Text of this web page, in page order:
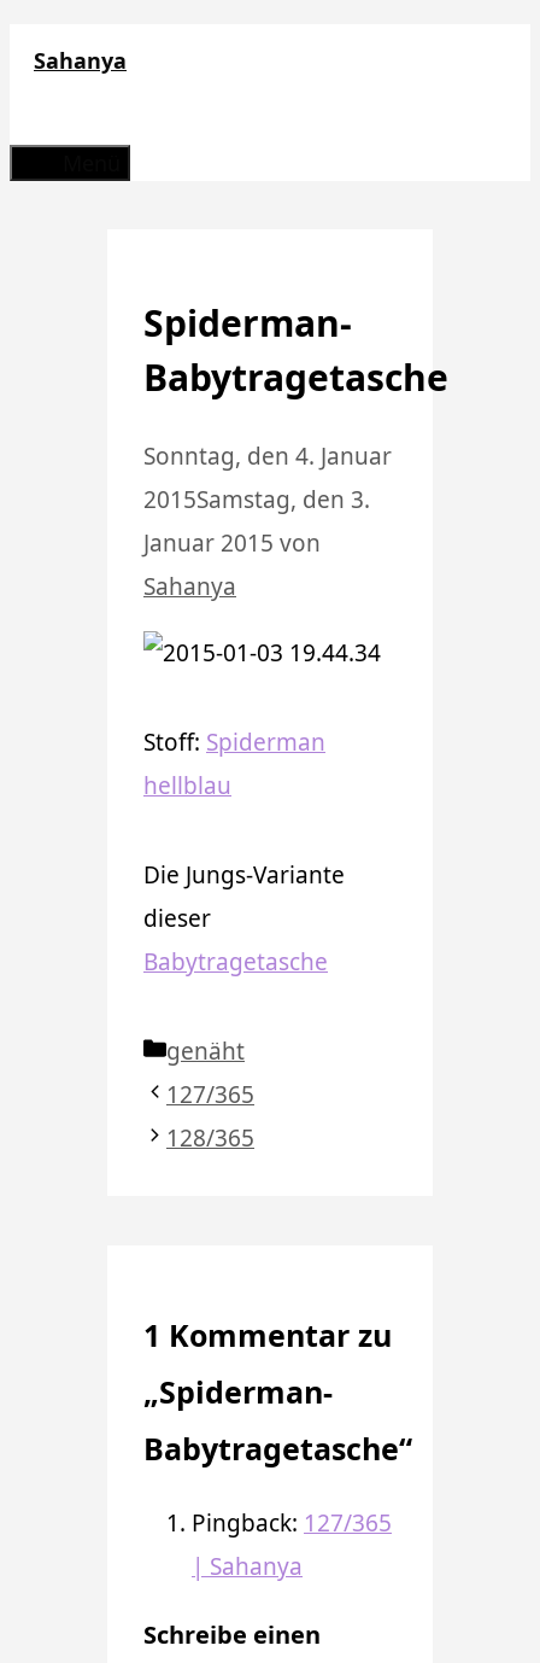
Sahanya
Spiderman-
Babytragetasche
Sonntag, den 4. Januar
2015Samstag, den 3.
Januar 2015 von
Sahanya
Stoff: Spiderman
hellblau
Die Jungs-Variante
dieser
Babytragetasche
Kategorien
genäht
127/365
128/365
1 Kommentar zu
„Spiderman-
Babytragetasche“
Pingback: 127/365
| Sahanya
Schreibe einen